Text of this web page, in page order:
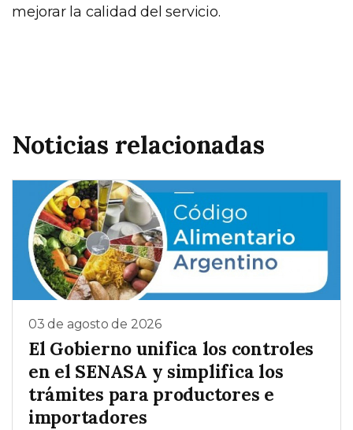
mejorar la calidad del servicio.
Noticias relacionadas
03 de agosto de 2026
El Gobierno unifica los controles
en el SENASA y simplifica los
trámites para productores e
importadores